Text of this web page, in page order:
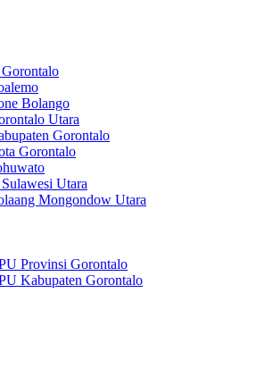
Bolango
Utara
Gorontalo
Gorontalo
Utara
Mongondow Utara
Provinsi Gorontalo
Kabupaten Gorontalo